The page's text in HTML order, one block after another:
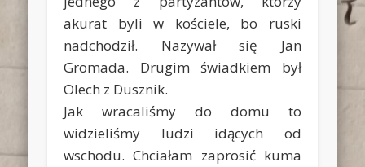
akurat byli w kościele, bo ruski
nadchodził. Nazywał się Jan
Gromada. Drugim świadkiem był
Olech z Dusznik.
Jak wracaliśmy do domu to
widzieliśmy ludzi idących od
wschodu. Chciałam zaprosić kuma